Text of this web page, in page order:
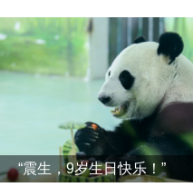
“震生，9岁生日快乐！”